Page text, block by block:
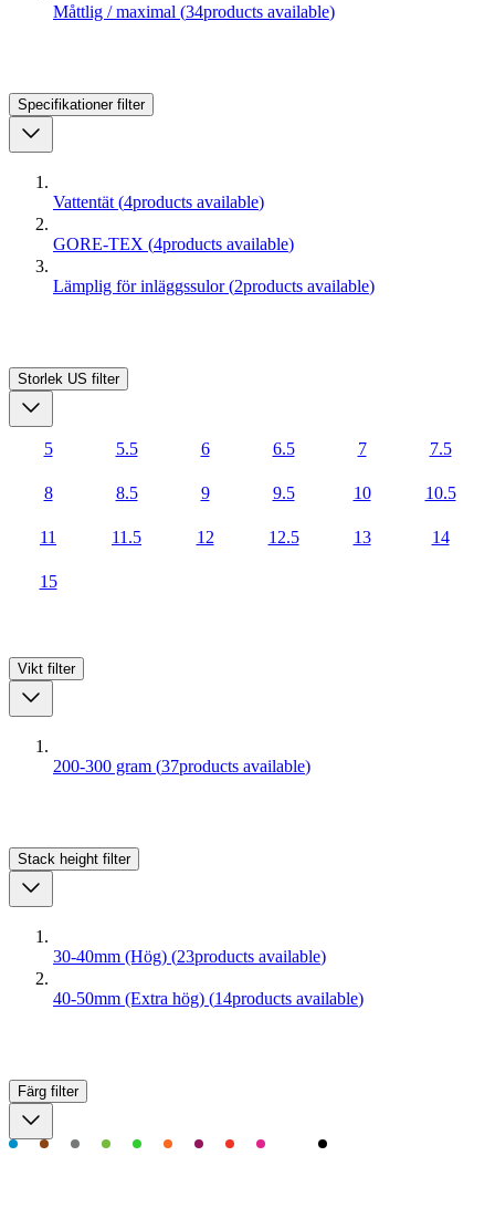
Måttlig / maximal (34products available)
Specifikationer filter
Vattentät (4products available)
GORE-TEX (4products available)
Lämplig för inläggssulor (2products available)
Storlek US filter
5 5.5 6 6.5 7 7.5
8 8.5 9 9.5 10 10.5
11 11.5 12 12.5 13 14
15
Vikt filter
200-300 gram (37products available)
Stack height filter
30-40mm (Hög) (23products available)
40-50mm (Extra hög) (14products available)
Färg filter